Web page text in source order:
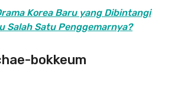
Korea Baru yang Dibintangi
Salah Satu Penggemarnya?
bokkeum